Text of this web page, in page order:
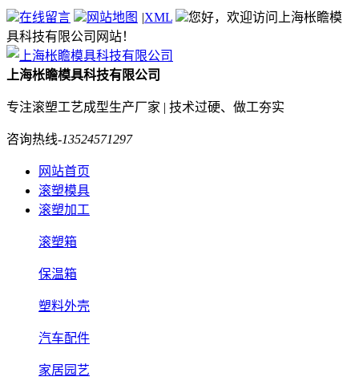
在线留言 网站地图 |XML
您好，欢迎访问上海枨瞻模
具科技有限公司网站！
上海枨瞻模具科技有限公司
专注滚塑工艺成型生产厂家 | 技术过硬、做工夯实
咨询热线-13524571297
网站首页
滚塑模具
滚塑加工
滚塑箱
保温箱
塑料外壳
汽车配件
家居园艺